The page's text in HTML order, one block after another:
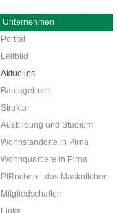
Unternehmen
Porträt
Leitbild
Aktuelles
Bautagebuch
Struktur
Ausbildung und Studium
Wohnstandorte in Pirna
Wohnquartiere in Pirna
PIRnchen - das Maskottchen
Mitgliedschaften
Links